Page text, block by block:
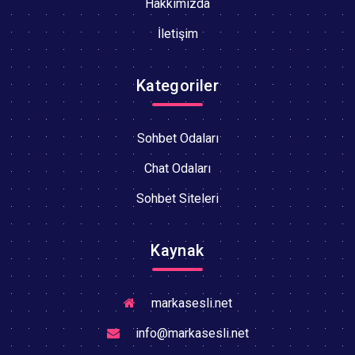
Hakkımızda
İletişim
Kategoriler
Sohbet Odaları
Chat Odaları
Sohbet Siteleri
Kaynak
markasesli.net
info@markasesli.net